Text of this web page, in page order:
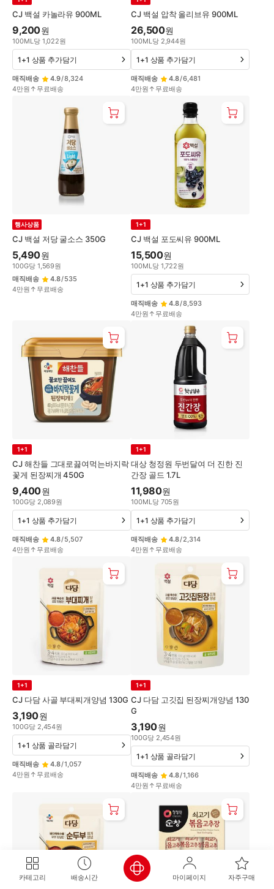
CJ 백설 카놀라유 900ML
9,200원
100ML당 1,022원
매직배송 4.9/8,324
4만원↑무료배송
1+1 상품 추가담기
CJ 백설 압착 올리브유 900ML
26,500원
100ML당 2,944원
매직배송 4.8/6,481
4만원↑무료배송
1+1 상품 추가담기
CJ 백설 저당 굴소스 350G
행사상품
5,490원
100G당 1,569원
매직배송
4.8/535
4만원↑무료배송
CJ 백설 포도씨유 900ML
1+1
15,500원
100ML당 1,722원
매직배송 4.8/8,593
4만원↑무료배송
1+1 상품 추가담기
CJ 해찬들 그대로끓여먹는바지락
꽃게 된장찌개 450G
1+1
9,400원
100G당 2,089원
매직배송 4.8/5,507
4만원↑무료배송
1+1 상품 추가담기
대상 청정원 두번달여 더 진한 진
간장 골드 1.7L
1+1
11,980원
100ML당 705원
매직배송 4.8/2,314
4만원↑무료배송
1+1 상품 추가담기
CJ 다담 사골 부대찌개양념 130G
1+1
3,190원
100G당 2,454원
매직배송 4.8/1,057
4만원↑무료배송
1+1 상품 골라담기
CJ 다담 고깃집 된장찌개양념 130
G
1+1
3,190원
100G당 2,454원
매직배송 4.8/1,166
4만원↑무료배송
1+1 상품 골라담기
카테고리
배송시간
마이페이지 자주구매